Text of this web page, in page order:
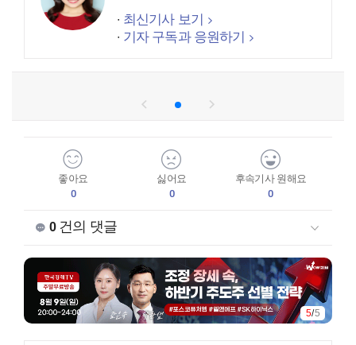
최신기사 보기
기자 구독과 응원하기
좋아요
0
싫어요
0
후속기사 원해요
0
0건의 댓글
1/5